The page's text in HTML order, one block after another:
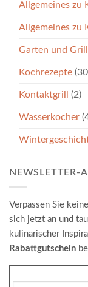
Allgemeines zu
Allgemeines zu
Garten und
Kochrezepte
Kontaktgrill (2)
Wasserkocher
NEWSLETTER-
Verpassen Sie
sich jetzt an und
kulinarischer
Rabattgutschein